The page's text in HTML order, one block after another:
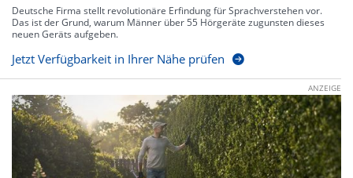
Deutsche Firma stellt revolutionäre Erfindung für Sprachverstehen vor.
Das ist der Grund, warum Männer über 55 Hörgeräte zugunsten dieses
neuen Geräts aufgeben.
Jetzt Verfügbarkeit in Ihrer Nähe prüfen
ANZEIGE